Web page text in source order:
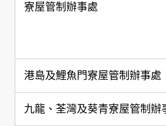
寮屋管制辦事處
港島及鯉魚門寮屋管制辦事處
九龍、荃灣及葵青寮屋管制辦